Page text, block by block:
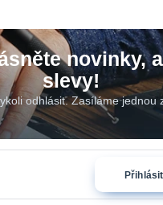
novinky,
slevy!
odhlásit. Zasíláme jednou